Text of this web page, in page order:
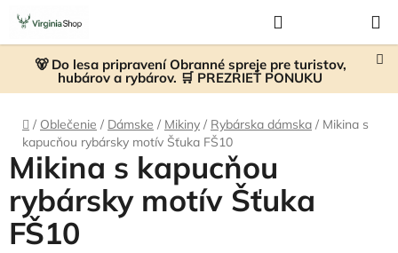
Prejsť
obsah
🐻 Do lesa pripravení Obranné spreje pre turistov,
hubárov a rybárov. 🛒 PREZRIEŤ PONUKU
KOŠÍK
Domov
/ Oblečenie / Dámske / Mikiny / Rybárska dámska / Mikina s
kapucňou rybársky motív Šťuka FŠ10
Mikina s kapucňou
rybársky motív Šťuka
FŠ10